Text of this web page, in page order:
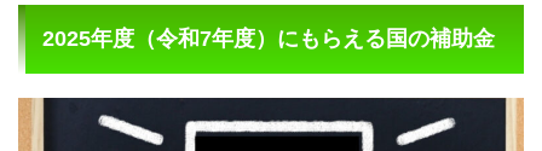
2025年度（令和7年度）にもらえる国の補助金